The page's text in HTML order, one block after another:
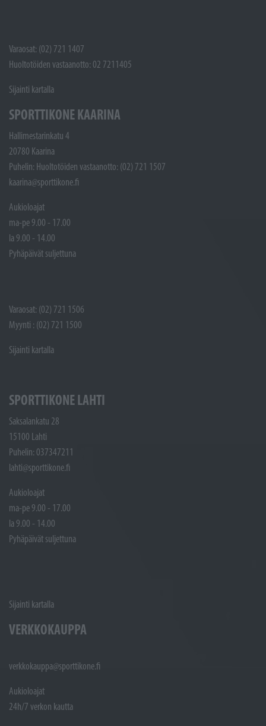
Varaosat: (02) 721 1407
Huoltotöiden vastaanotto: 02 7211405
Sijainti kartalla
SPORTTIKONE KAARINA
Hallimestarinkatu 4
20780 Kaarina
Puhelin: Huoltotöiden vastaanotto: (02) 721 1507
kaarina@sporttikone.fi
Aukioloajat
ma-pe 9.00 - 17.00
la 9.00 - 14.00
Pyhäpäivät suljettuna
Varaosat: (02) 721 1506
Myynti : (02) 721 1500
Sijainti kartalla
SPORTTIKONE LAHTI
Saksalankatu 28
15100 Lahti
Puhelin: 037347211
lahti@sporttikone.fi
Aukioloajat
ma-pe 9.00 - 17.00
la 9.00 - 14.00
Pyhäpäivät suljettuna
Sijainti kartalla
VERKKOKAUPPA
verkkokauppa@sporttikone.fi
Aukioloajat
24h/7 verkon kautta